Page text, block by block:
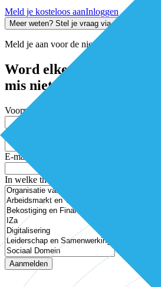
Meld je kosteloos aanInloggen
Meer weten? Stel je vraag via de chat
Meld je aan voor de nieuwsbrief
Word elke twee weken
mis niets
Voornaam
Achternaam
E-mailadres
In welke thema’s ben je geïnteresseerd?
Aanmelden